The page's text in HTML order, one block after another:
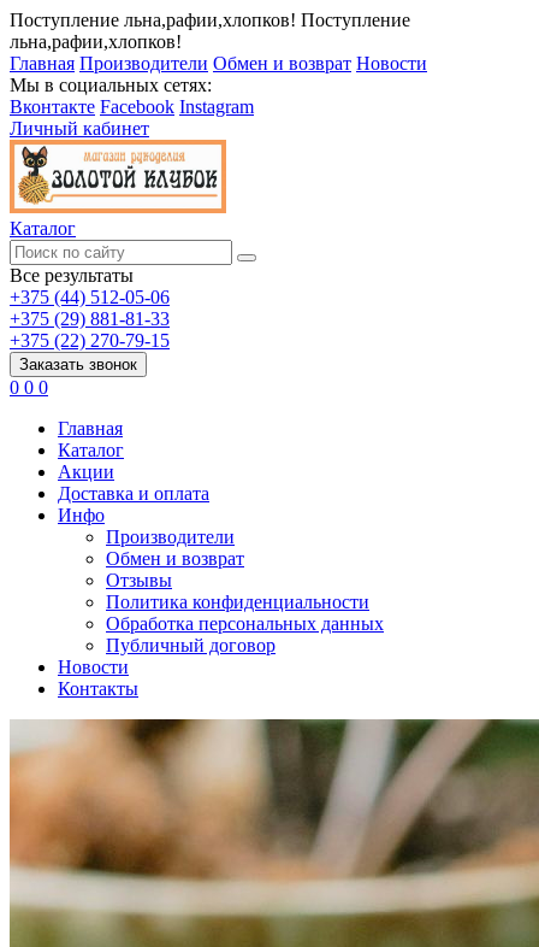
Поступление льна,рафии,хлопков! Поступление
льна,рафии,хлопков!
Главная Производители Обмен и возврат Новости
Мы в социальных сетях:
Вконтакте Facebook Instagram
Личный кабинет
Каталог
Все результаты
+375 (44) 512-05-06
+375 (29) 881-81-33
+375 (22) 270-79-15
Заказать звонок
0 0 0
Главная
Каталог
Акции
Доставка и оплата
Инфо
Производители
Обмен и возврат
Отзывы
Политика конфиденциальности
Обработка персональных данных
Публичный договор
Новости
Контакты